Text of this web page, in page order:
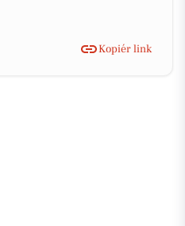
Kopiér link